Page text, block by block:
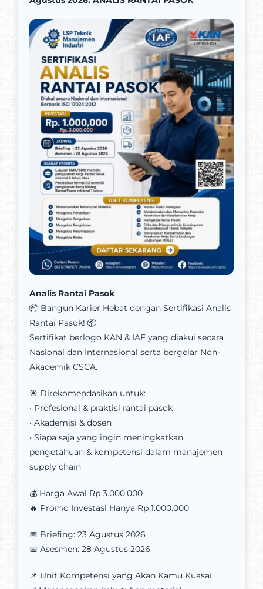
Promo
Kontak
Analis Rantai Pasok
📦 Bangun Karier Hebat dengan Sertifikasi Analis
Rantai Pasok! 📦
Sertifikat berlogo KAN & IAF yang diakui secara
Nasional dan Internasional serta bergelar Non-
Akademik CSCA.
🎯 Direkomendasikan untuk:
• Profesional & praktisi rantai pasok
• Akademisi & dosen
• Siapa saja yang ingin meningkatkan
pengetahuan & kompetensi dalam manajemen
supply chain
💰 Harga Awal Rp 3.000.000
🔥 Promo Investasi Hanya Rp 1.000.000
📅 Briefing: 23 Agustus 2026
📅 Asesmen: 28 Agustus 2026
📌 Unit Kompetensi yang Akan Kamu Kuasai: